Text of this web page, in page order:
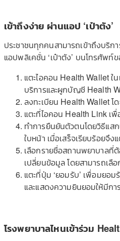
เข้าถึงง่าย ผ่านแอป ‘เป๋าตัง’
ประชาชนทุกคนสามารถเข้าถึงบริก
แอปพลิเคชั่น ‘เป๋าตัง’ บนโทรศัพ
แตะไอคอน Health Wallet ใ
บริการและผูกบัญชี Health
ลงทะเบียน Health Wallet
แตะที่ไอคอน Health Link เ
ทำการยืนยันตัวตนโดยวิธีแส
ใบหน้า เมื่อเสร็จเรียบร้อยจึงแ
เลือกรายชื่อสถานพยาบาลที่
เปลี่ยนข้อมูล โดยสามารถเลื
แตะที่ปุ่ม ‘ยอมรับ’ เพื่อมยอม
และแสดงความยินยอมให้มีก
โรงพยาบาลไหนเข้าร่วม